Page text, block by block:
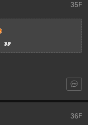
35 F
36 F